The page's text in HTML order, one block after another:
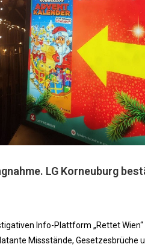
LG Korneuburg
Info-Plattform „Rettet
Missstände, Gesetzesbrüche